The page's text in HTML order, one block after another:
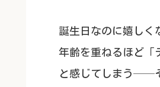
誕生日なのに嬉しく
年齢を重ねるほど「
と感じてしまう──